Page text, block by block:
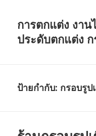
การตกแต่ง งา
ประดับตกแต่ง
ป้ายกำกับ: กรอบรู